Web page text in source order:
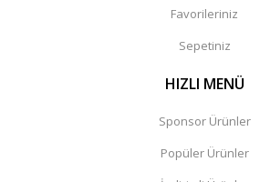
Favorileriniz
Sepetiniz
HIZLI MENÜ
Sponsor Ürünler
Popüler Ürünler